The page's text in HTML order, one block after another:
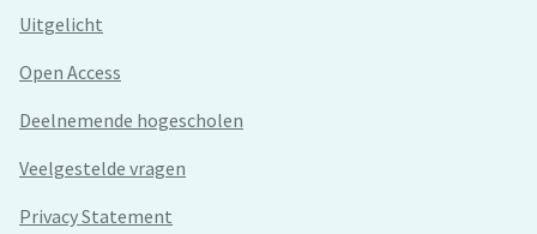
Uitgelicht
Open Access
Deelnemende hogescholen
Veelgestelde vragen
Privacy Statement